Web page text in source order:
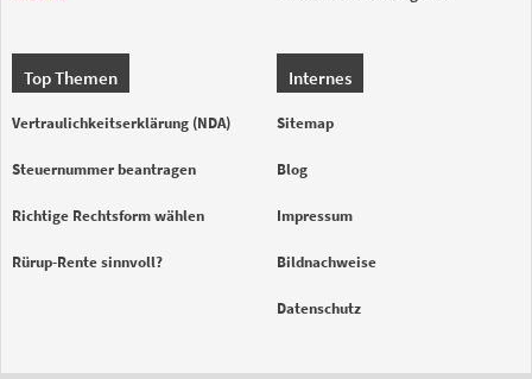
Top Themen
Vertraulichkeitserklärung (NDA)
Steuernummer beantragen
Richtige Rechtsform wählen
Rürup-Rente sinnvoll?
Internes
Sitemap
Blog
Impressum
Bildnachweise
Datenschutz